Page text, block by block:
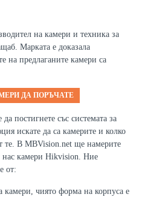
на камери и техника за
Марката е доказала
на предлаганите камери са
ДА ПОРЪЧАТЕ
постигнете със системата за
искате да са камерите и колко
те. В MBVision.net ще намерите
нас камери Hikvision. Ние
от:
камери, чиято форма на корпуса е